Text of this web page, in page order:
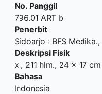
No. Panggil
796.01 ART b
Penerbit
Sidoarjo : BFS Medika.,
Deskripsi Fisik
xi, 211 hlm., 24 x 17 cm
Bahasa
Indonesia